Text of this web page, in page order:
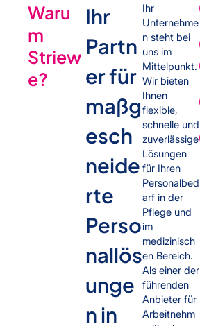
Waru
m
Striew
e?
Ihr
Partn
er für
maßg
esch
neide
rte
Perso
nallös
unge
n in
Ihr
Unternehme
n steht bei
uns im
Mittelpunkt.
Wir bieten
Ihnen
flexible,
schnelle und
zuverlässige
Lösungen
für Ihren
Personalbed
arf in der
Pflege und
im
medizinisch
en Bereich.
Als einer der
führenden
Anbieter für
Arbeitnehm